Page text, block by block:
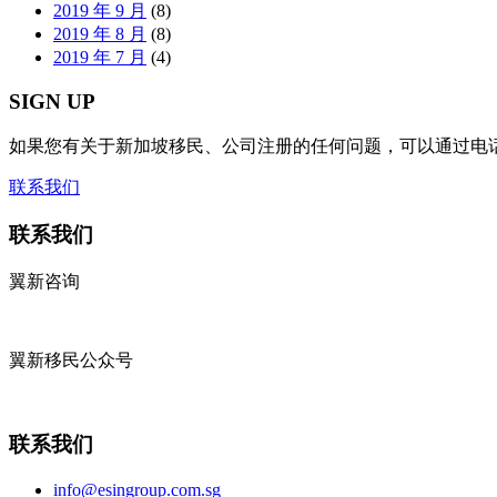
2019 年 9 月 (8)
2019 年 8 月 (8)
2019 年 7 月 (4)
SIGN UP
如果您有关于新加坡移民、公司注册的任何问题，可以通过电
联系我们
联系我们
翼新咨询
翼新移民公众号
联系我们
info@esingroup.com.sg